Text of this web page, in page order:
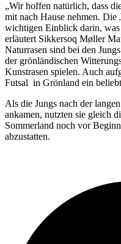
„Wir hoffen natürlich, dass
mit nach Hause nehmen. Die
wichtigen Einblick darin, was
erläutert Sikkersoq Møller
Naturrasen sind bei den
der grönländischen
Kunstrasen spielen. Auch
Futsal in Grönland ein
Als die Jungs nach der
ankamen, nutzten sie gleich
Sommerland noch vor
abzustatten.